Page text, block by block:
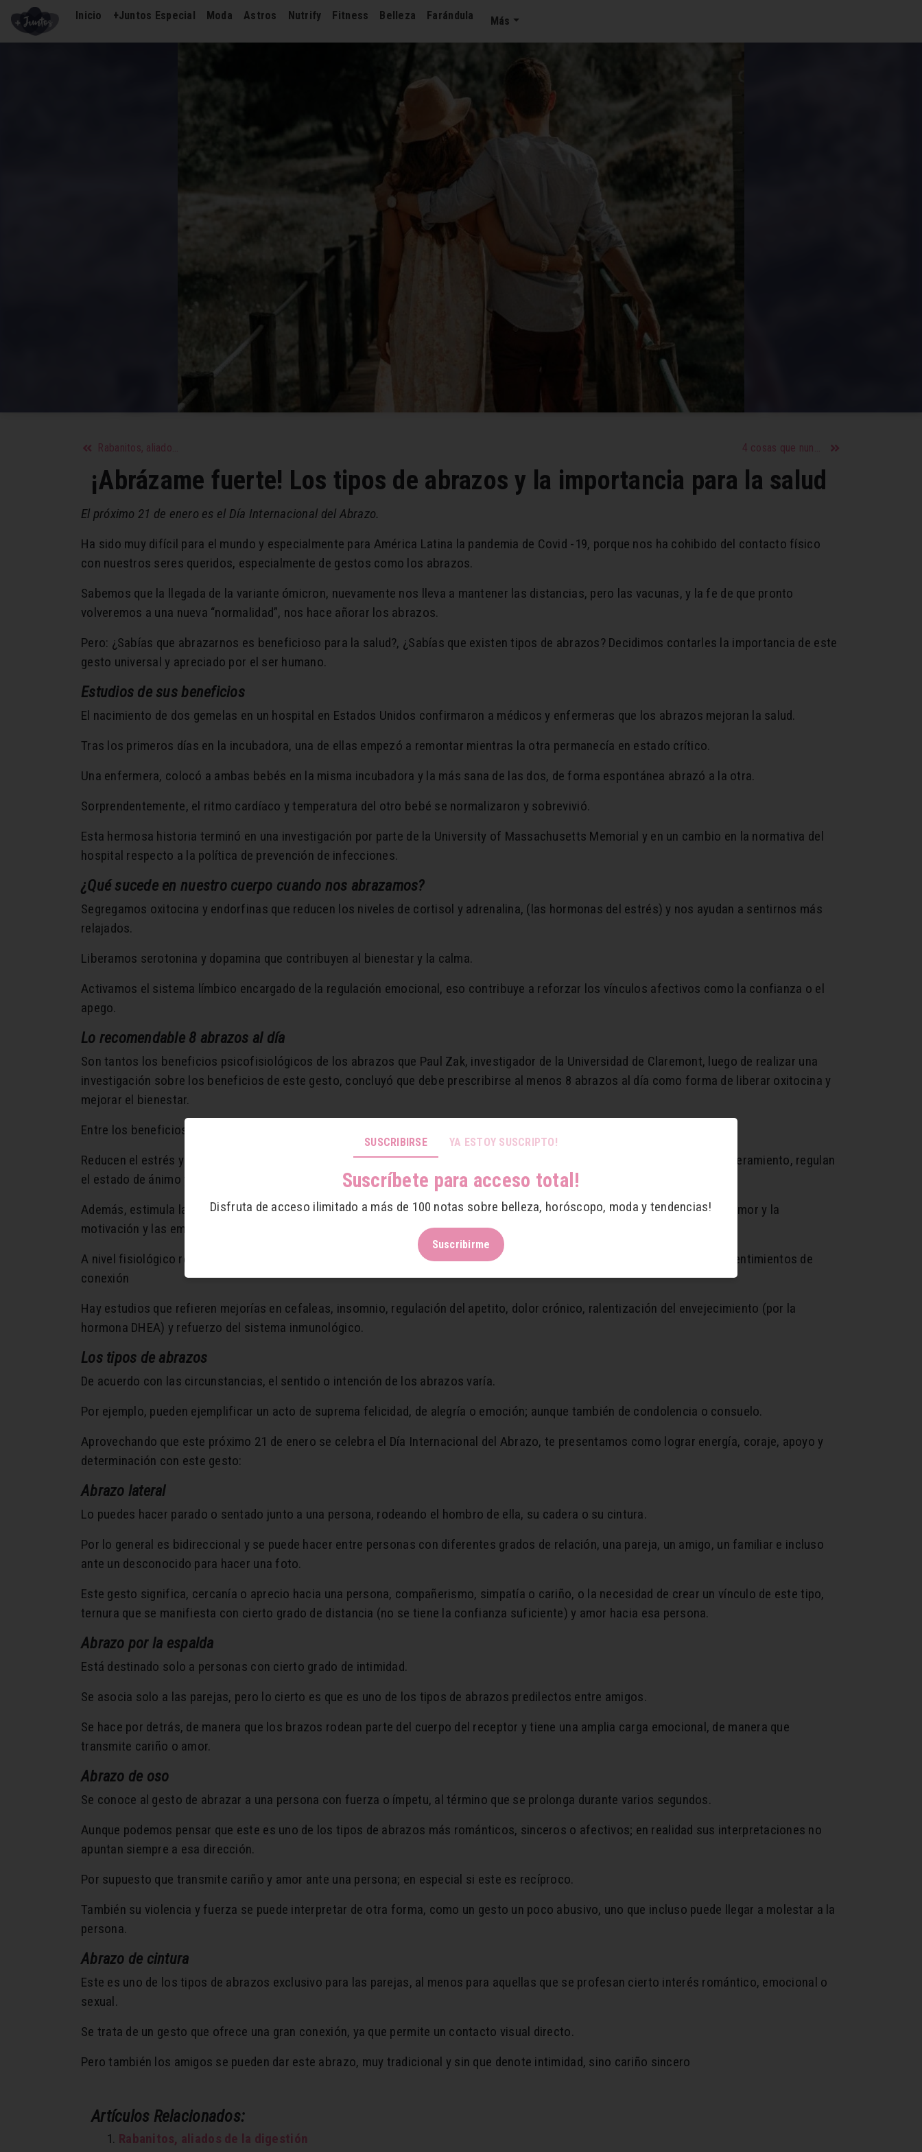
Inicio +Juntos Especial Moda Astros Nutrify Fitness Belleza Farándula Más
Rabanitos, aliados de la digestión 4 cosas que nunca debes decirle a tu hija o afectarás su amor propio y autoestima
¡Abrázame fuerte! Los tipos de abrazos y la importancia para la salud
El próximo 21 de enero es el Día Internacional del Abrazo.
Ha sido muy difícil para el mundo y especialmente para América Latina la pandemia de Covid -19, porque nos ha cohibido del contacto físico
con nuestros seres queridos, especialmente de gestos como los abrazos.
Sabemos que la llegada de la variante ómicron, nuevamente nos lleva a mantener las distancias, pero las vacunas, y la fe de que pronto
volveremos a una nueva “normalidad”, nos hace añorar los abrazos.
Pero: ¿Sabías que abrazarnos es beneficioso para la salud?, ¿Sabías que existen tipos de abrazos? Decidimos contarles la importancia de este
gesto universal y apreciado por el ser humano.
Estudios de sus beneficios
El nacimiento de dos gemelas en un hospital en Estados Unidos confirmaron a médicos y enfermeras que los abrazos mejoran la salud.
Tras los primeros días en la incubadora, una de ellas empezó a remontar mientras la otra permanecía en estado crítico.
Una enfermera, colocó a ambas bebés en la misma incubadora y la más sana de las dos, de forma espontánea abrazó a la otra.
Sorprendentemente, el ritmo cardíaco y temperatura del otro bebé se normalizaron y sobrevivió.
Esta hermosa historia terminó en una investigación por parte de la University of Massachusetts Memorial y en un cambio en la normativa del
hospital respecto a la política de prevención de infecciones.
¿Qué sucede en nuestro cuerpo cuando nos abrazamos?
Segregamos oxitocina y endorfinas que reducen los niveles de cortisol y adrenalina, (las hormonas del estrés) y nos ayudan a sentirnos más
relajados.
Liberamos serotonina y dopamina que contribuyen al bienestar y la calma.
Activamos el sistema límbico encargado de la regulación emocional, eso contribuye a reforzar los vínculos afectivos como la confianza o el
apego.
Lo recomendable 8 abrazos al día
Son tantos los beneficios psicofisiológicos de los abrazos que Paul Zak, investigador de la Universidad de Claremont, luego de realizar una
investigación sobre los beneficios de este gesto, concluyó que debe prescribirse al menos 8 abrazos al día como forma de liberar oxitocina y
mejorar el bienestar.
Entre los beneficios principales de los abrazos, encontramos:
Reducen el estrés y la tensión, aportan seguridad y protección, promueven bienestar y calma, mejoran la autoestima, empoderamiento, regulan
el estado de ánimo y el nivel de energía.
Además, estimula la capacidad sensitiva, refuerzan los procesos de memoria y aprendizaje, la dopamina aumenta el buen humor y la
motivación y las emociones también asientan los recuerdos.
A nivel fisiológico reduce la presión arterial y ralentiza la respiración. Asimismo, potencia las relaciones interpersonales y sentimientos de
conexión
Hay estudios que refieren mejorías en cefaleas, insomnio, regulación del apetito, dolor crónico, ralentización del envejecimiento (por la
hormona DHEA) y refuerzo del sistema inmunológico.
Los tipos de abrazos
De acuerdo con las circunstancias, el sentido o intención de los abrazos varía.
Por ejemplo, pueden ejemplificar un acto de suprema felicidad, de alegría o emoción; aunque también de condolencia o consuelo.
Aprovechando que este próximo 21 de enero se celebra el Día Internacional del Abrazo, te presentamos como lograr energía, coraje, apoyo y
determinación con este gesto:
Abrazo lateral
Lo puedes hacer parado o sentado junto a una persona, rodeando el hombro de ella, su cadera o su cintura.
Por lo general es bidireccional y se puede hacer entre personas con diferentes grados de relación, una pareja, un amigo, un familiar e incluso
ante un desconocido para hacer una foto.
Este gesto significa, cercanía o aprecio hacia una persona, compañerismo, simpatía o cariño, o la necesidad de crear un vínculo de este tipo,
ternura que se manifiesta con cierto grado de distancia (no se tiene la confianza suficiente) y amor hacia esa persona.
Abrazo por la espalda
Está destinado solo a personas con cierto grado de intimidad.
Se asocia solo a las parejas, pero lo cierto es que es uno de los tipos de abrazos predilectos entre amigos.
Se hace por detrás, de manera que los brazos rodean parte del cuerpo del receptor y tiene una amplia carga emocional, de manera que
transmite cariño o amor.
Abrazo de oso
Se conoce al gesto de abrazar a una persona con fuerza o ímpetu, al término que se prolonga durante varios segundos.
Aunque podemos pensar que este es uno de los tipos de abrazos más románticos, sinceros o afectivos; en realidad sus interpretaciones no
apuntan siempre a esa dirección.
Por supuesto que transmite cariño y amor ante una persona; en especial si este es recíproco.
También su violencia y fuerza se puede interpretar de otra forma, como un gesto un poco abusivo, uno que incluso puede llegar a molestar a la
persona.
Abrazo de cintura
Este es uno de los tipos de abrazos exclusivo para las parejas, al menos para aquellas que se profesan cierto interés romántico, emocional o
sexual.
Se trata de un gesto que ofrece una gran conexión, ya que permite un contacto visual directo.
Pero también los amigos se pueden dar este abrazo, muy tradicional y sin que denote intimidad, sino cariño sincero
Artículos Relacionados:
Rabanitos, aliados de la digestión
SUSCRIBIRSE YA ESTOY SUSCRIPTO!
Suscríbete para acceso total!
Disfruta de acceso ilimitado a más de 100 notas sobre belleza, horóscopo, moda y tendencias!
Suscribirme